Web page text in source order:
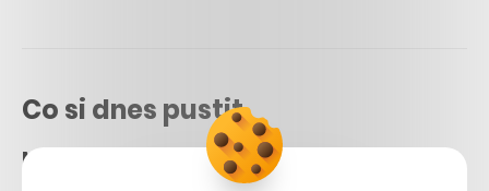
Co si dnes pustit
Mosty